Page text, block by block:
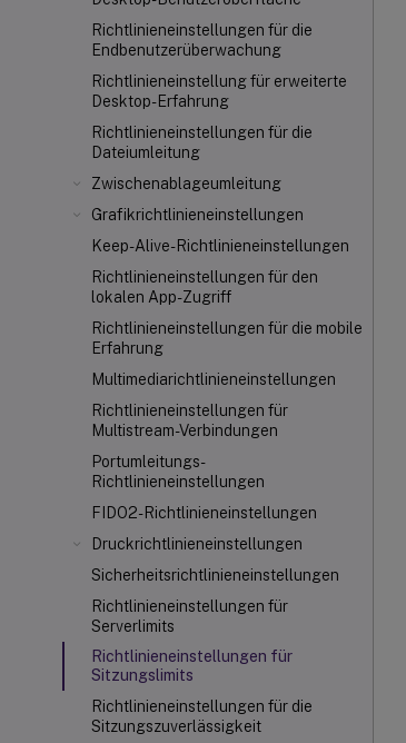
Richtlinieneinstellungen für die
Endbenutzerüberwachung
Richtlinieneinstellung für erweiterte
Desktop-Erfahrung
Richtlinieneinstellungen für die
Dateiumleitung
Zwischenablageumleitung
Grafikrichtlinieneinstellungen
Keep-Alive-Richtlinieneinstellungen
Richtlinieneinstellungen für den
lokalen App-Zugriff
Richtlinieneinstellungen für die mobile
Erfahrung
Multimediarichtlinieneinstellungen
Richtlinieneinstellungen für
Multistream-Verbindungen
Portumleitungs-
Richtlinieneinstellungen
FIDO2-Richtlinieneinstellungen
Druckrichtlinieneinstellungen
Sicherheitsrichtlinieneinstellungen
Richtlinieneinstellungen für
Serverlimits
Richtlinieneinstellungen für
Sitzungslimits
Richtlinieneinstellungen für die
Sitzungszuverlässigkeit